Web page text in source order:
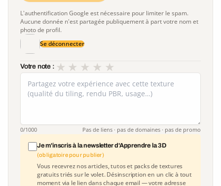
L'authentification Google est nécessaire pour limiter le spam.
Aucune donnée n'est partagée publiquement à part votre nom et
photo de profil.
Se déconnecter
Votre note : ★
★
★
★
★
0/1000 Pas de liens · pas de domaines · pas de promo
Je m'inscris à la newsletter d'Apprendre la 3D
(obligatoire pour publier)
Vous recevrez nos articles, tutos et packs de textures
gratuits triés sur le volet. Désinscription en un clic à tout
moment via le lien dans chaque email — votre adresse